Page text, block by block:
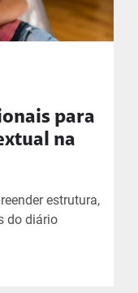
para
na
estrutura,
do diário